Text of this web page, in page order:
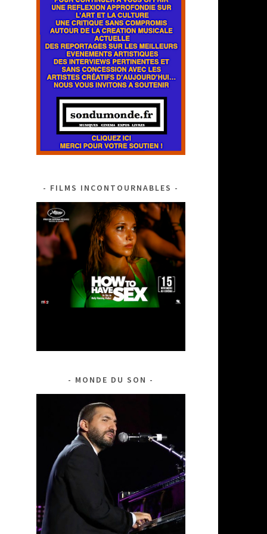
FILMS INCONTOURNABLES
MONDE DU SON